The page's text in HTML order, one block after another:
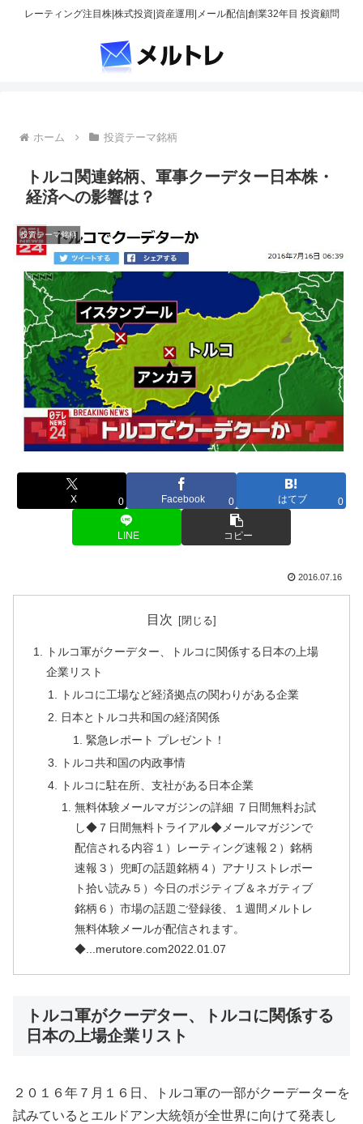
レーティング注目株|株式投資|資産運用|メール配信|創業32年目 投資顧問
ホーム 投資テーマ銘柄
トルコ関連銘柄、軍事クーデター日本株・
経済への影響は？
投資テーマ銘柄
X 0 Facebook 0 はてブ 0
LINE コピー
2016.07.16
目次
トルコ軍がクーデター、トルコに関係する日本の上場
企業リスト
トルコに工場など経済拠点の関わりがある企業
日本とトルコ共和国の経済関係
緊急レポート プレゼント！
トルコ共和国の内政事情
トルコに駐在所、支社がある日本企業
無料体験メールマガジンの詳細 ７日間無料お試
し◆７日間無料トライアル◆メールマガジンで
配信される内容１）レーティング速報２）銘柄
速報３）兜町の話題銘柄４）アナリストレポー
ト拾い読み５）今日のポジティブ＆ネガティブ
銘柄６）市場の話題ご登録後、１週間メルトレ
無料体験メールが配信されます。
◆...merutore.com2022.01.07
トルコ軍がクーデター、トルコに関係する
日本の上場企業リスト
２０１６年７月１６日、トルコ軍の一部がクーデーターを
試みているとエルドアン大統領が全世界に向けて発表し